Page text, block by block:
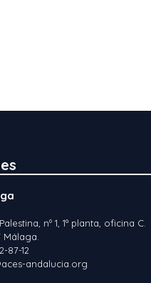
nº 1, 1ª planta, oficina C.
Málaga.
87-12
andalucia.org